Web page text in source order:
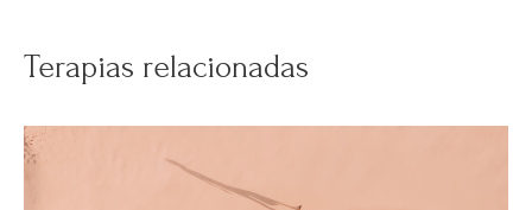
Terapias relacionadas